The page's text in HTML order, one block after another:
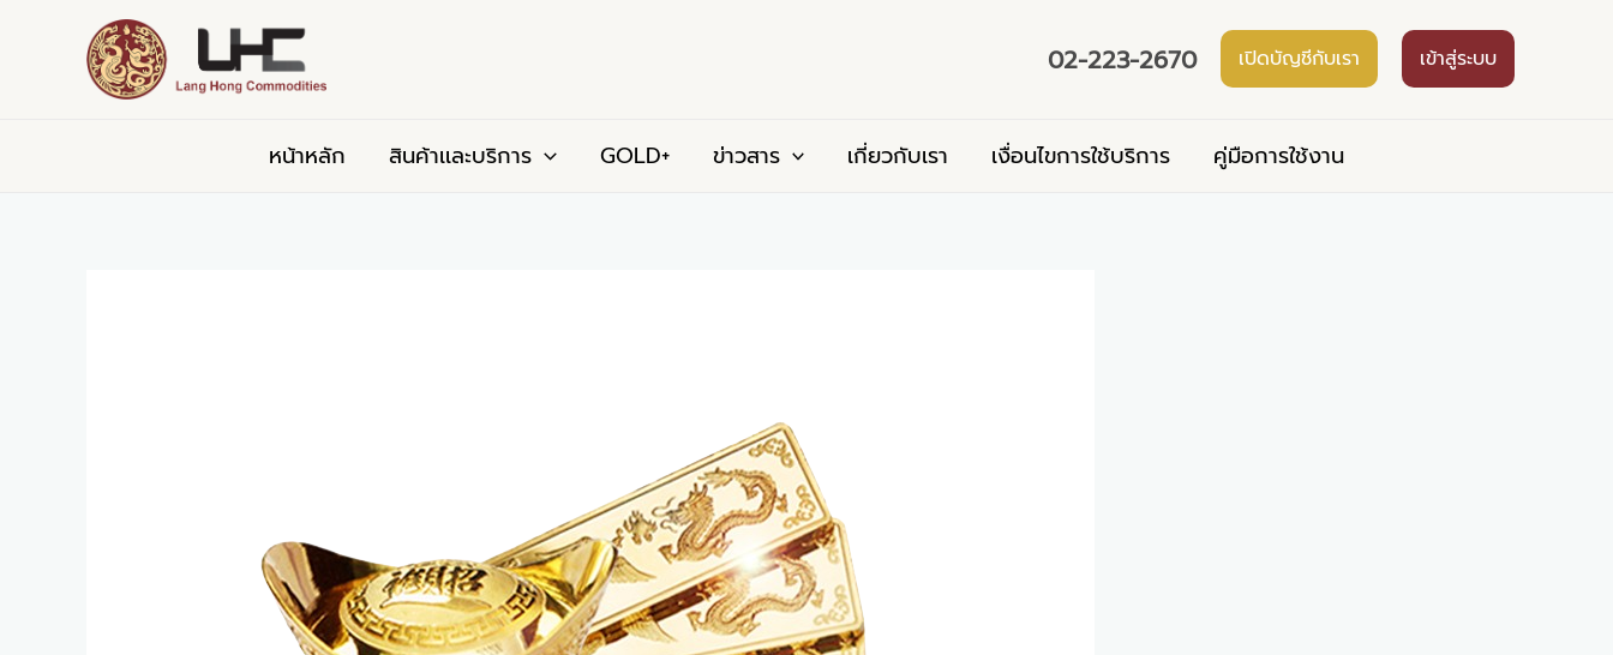
02-223-2670 เปิดบัญชีกับเรา เข้าสู่ระบบ
หน้าหลัก สินค้าเเละบริการ GOLD+ ข่าวสาร เกี่ยวกับเรา เงื่อนไขการใช้บริการ คู่มือการใช้งาน
navigation